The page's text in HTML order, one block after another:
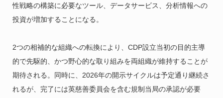
性戦略の構築に必要なツール、データサービス、分析情報への
投資が増加することになる。
2つの相補的な組織への転換により、CDP設立当初の目的主導
的で先駆的、かつ野心的な取り組みを両組織が維持することが
期待される。同時に、2026年の開示サイクルは予定通り継続さ
れるが、完了には英慈善委員会を含む規制当局の承認が必要